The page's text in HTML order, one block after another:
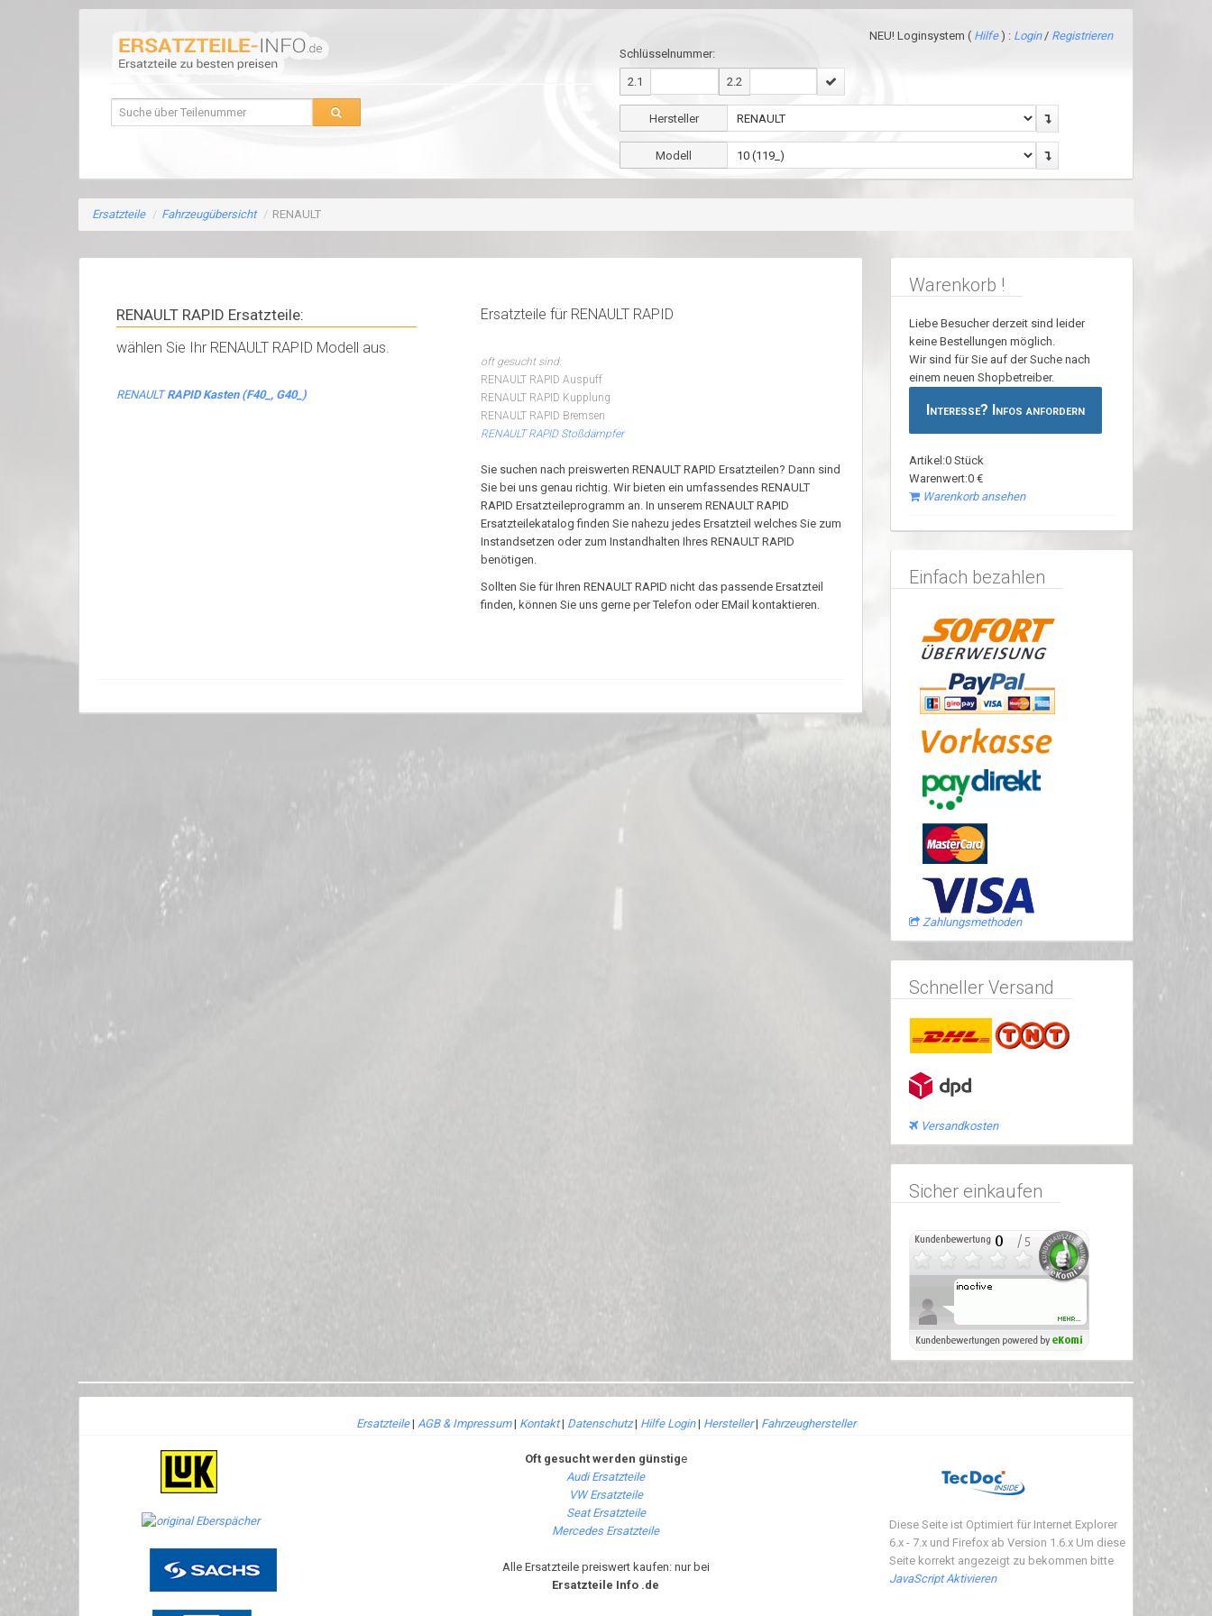
NEU! Loginsystem ( Hilfe) : Login/ Registrieren
Schlüsselnummer:
2.1 2.2
Hersteller
Modell
Ersatzteile / Fahrzeugübersicht / RENAULT
Ersatzteile für RENAULT RAPID
oft gesucht sind:
RENAULT RAPID Auspuff
RENAULT RAPID Kupplung
RENAULT RAPID Bremsen
RENAULT RAPID Stoßdämpfer
Sie suchen nach preiswerten RENAULT RAPID Ersatzteilen? Dann sind
Sie bei uns genau richtig. Wir bieten ein umfassendes RENAULT
RAPID Ersatzteileprogramm an. In unserem RENAULT RAPID
Ersatzteilekatalog finden Sie nahezu jedes Ersatzteil welches Sie zum
Instandsetzen oder zum Instandhalten Ihres RENAULT RAPID
benötigen.
Sollten Sie für Ihren RENAULT RAPID nicht das passende Ersatzteil
finden, können Sie uns gerne per Telefon oder EMail kontaktieren.
RENAULT RAPID Ersatzteile:
wählen Sie Ihr RENAULT RAPID Modell aus.
RENAULTRAPID Kasten (F40_, G40_)
Warenkorb !
Liebe Besucher derzeit sind leider
keine Bestellungen möglich.
Wir sind für Sie auf der Suche nach
einem neuen Shopbetreiber.
Interesse? Infos anfordern
Artikel:0 Stück
Warenwert:0 €
Warenkorb ansehen
Einfach bezahlen
Zahlungsmethoden
Schneller Versand
Versandkosten
Sicher einkaufen
Ersatzteile| AGB & Impressum| Kontakt| Datenschutz| Hilfe Login| Hersteller| Fahrzeughersteller
Oft gesucht werden günstige
Audi Ersatzteile
VW Ersatzteile
Seat Ersatzteile
Mercedes Ersatzteile
Alle Ersatzteile preiswert kaufen: nur bei
Ersatzteile Info .de
Diese Seite ist Optimiert für Internet Explorer
6.x - 7.x und Firefox ab Version 1.6.x Um diese
Seite korrekt angezeigt zu bekommen bitte
JavaScript Aktivieren